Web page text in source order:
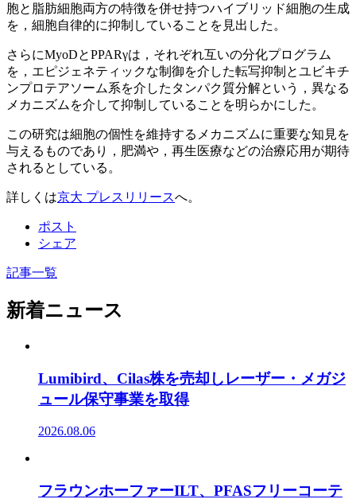
胞と脂肪細胞両方の特徴を併せ持つハイブリッド細胞の生成
を，細胞自律的に抑制していることを見出した。
さらにMyoDとPPARγは，それぞれ互いの分化プログラム
を，エピジェネティックな制御を介した転写抑制とユビキチ
ンプロテアソーム系を介したタンパク質分解という，異なる
メカニズムを介して抑制していることを明らかにした。
この研究は細胞の個性を維持するメカニズムに重要な知見を
与えるものであり，肥満や，再生医療などの治療応用が期待
されるとしている。
詳しくは京大 プレスリリースへ。
ポスト
シェア
記事一覧
新着ニュース
Lumibird、Cilas株を売却しレーザー・メガジ
ュール保守事業を取得
2026.08.06
フラウンホーファーILT、PFASフリーコーテ